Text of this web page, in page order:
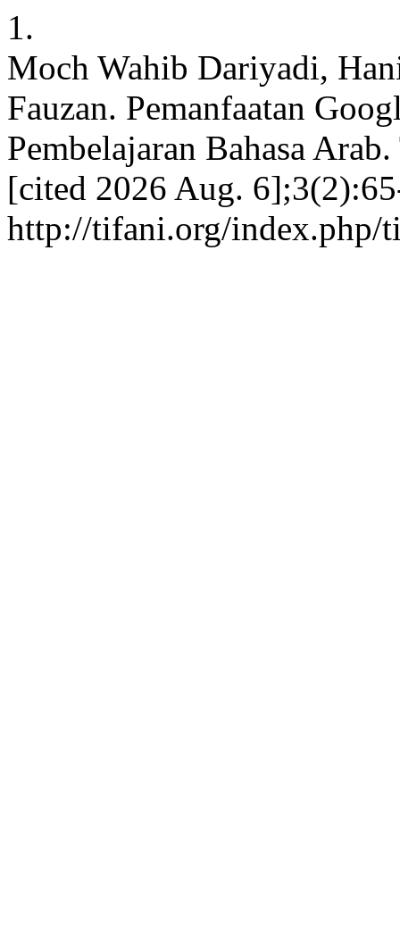
1.
Moch Wahib Dariyadi,
Fauzan. Pemanfaatan
Pembelajaran Bahasa
[cited 2026 Aug.
http://tifani.org/index.php/